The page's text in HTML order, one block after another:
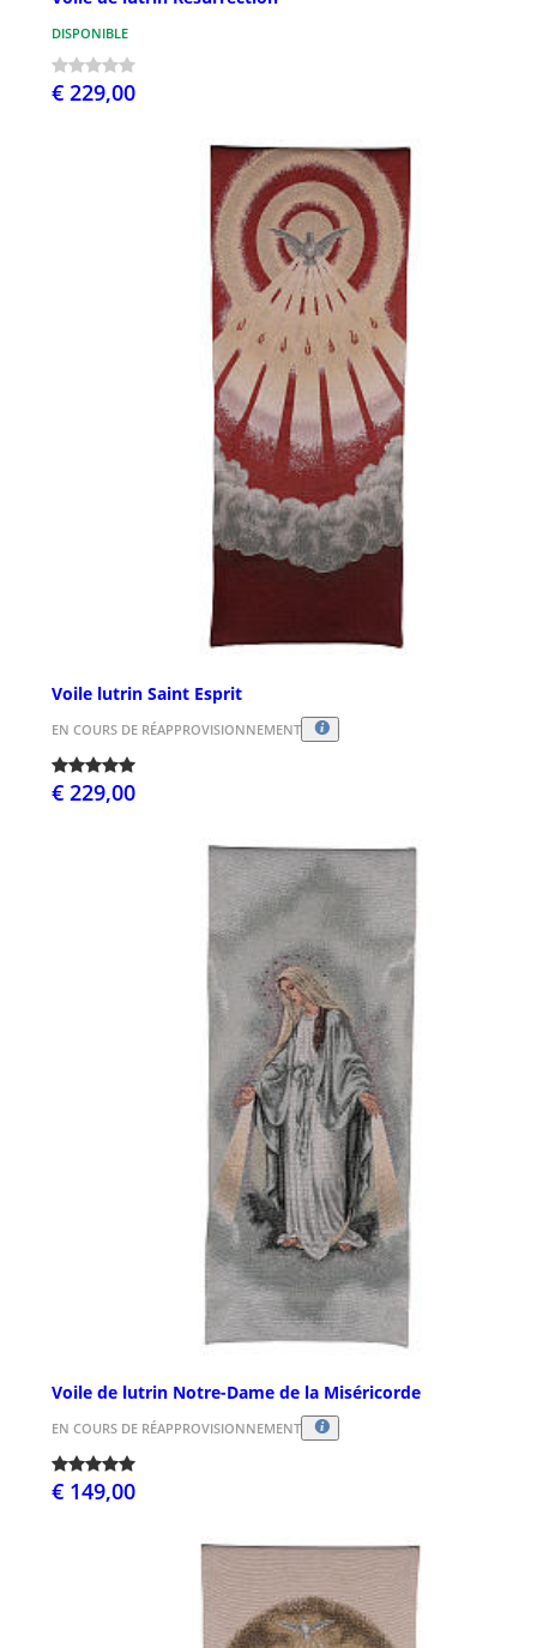
DISPONIBLE
€ 229,00
Voile lutrin Saint Esprit
EN COURS DE RÉAPPROVISIONNEMENT
€ 229,00
Voile de lutrin Notre-Dame de la Miséricorde
EN COURS DE RÉAPPROVISIONNEMENT
€ 149,00